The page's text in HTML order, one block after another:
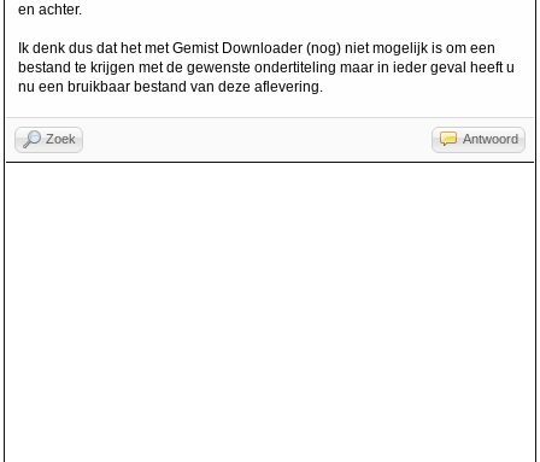
en achter.
Ik denk dus dat het met Gemist Downloader (nog) niet mogelijk is om een
bestand te krijgen met de gewenste ondertiteling maar in ieder geval heeft u
nu een bruikbaar bestand van deze aflevering.
Zoek Antwoord